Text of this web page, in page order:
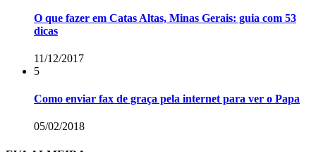
O que fazer em Catas Altas, Minas Gerais: guia com 53
dicas
11/12/2017
5
Como enviar fax de graça pela internet para ver o Papa
05/02/2018